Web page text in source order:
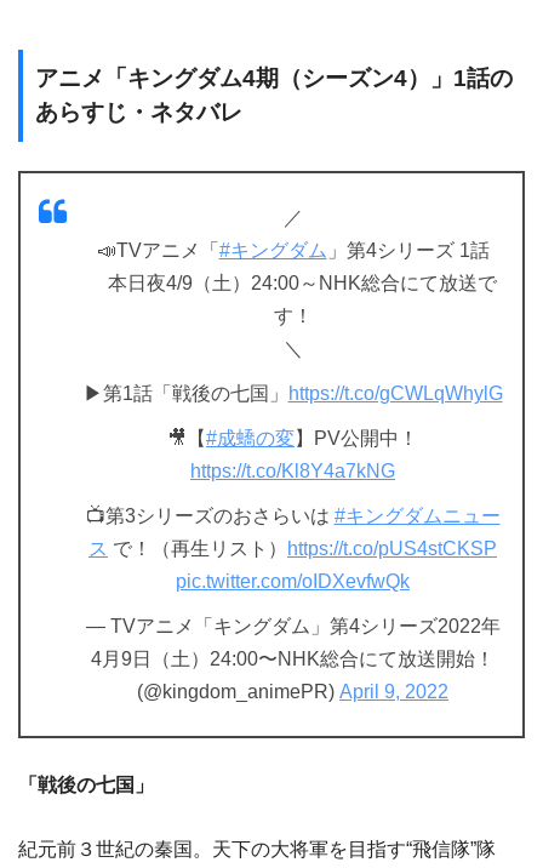
アニメ「キングダム4期（シーズン4）」1話の
あらすじ・ネタバレ
／
📣TVアニメ「 #キングダム 」第4シリーズ 1話
本日夜4/9（土）24:00～NHK総合にて放送で
す！
＼
▶第1話「戦後の七国」 https://t.co/gCWLqWhylG
🎥【#成蟜の変】PV公開中！
https://t.co/Kl8Y4a7kNG
📺第3シリーズのおさらいは #キングダムニュー
ス で！（再生リスト）
https://t.co/pUS4stCKSP
pic.twitter.com/oIDXevfwQk
— TVアニメ「キングダム」第4シリーズ2022年
4月9日（土）24:00〜NHK総合にて放送開始！
(@kingdom_animePR) April 9, 2022
「戦後の七国」
紀元前３世紀の秦国。天下の大将軍を目指す“飛信隊”隊